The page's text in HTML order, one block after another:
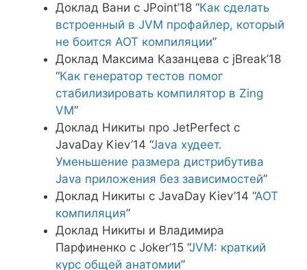
Доклад Вани с JPoint’18 “Как сделать
встроенный в JVM профайлер, который
не боится AOT компиляции”
Доклад Максима Казанцева с jBreak’18
“Как генератор тестов помог
стабилизировать компилятор в Zing
VM”
Доклад Никиты про JetPerfect с
JavaDay Kiev’14 “Java худеет.
Уменьшение размера дистрибутива
Java приложения без зависимостей”
Доклад Никиты с JavaDay Kiev’14 “AOT
компиляция”
Доклад Никиты и Владимира
Парфиненко с Joker’15 “JVM: краткий
курс общей анатомии”